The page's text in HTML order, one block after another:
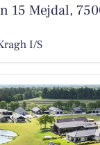
15 Mejdal,
I/S